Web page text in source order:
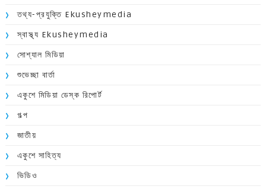
তথ্য-প্রযুক্তি Ekusheymedia
স্বাস্থ্য Ekusheymedia
সোশ্যাল মিডিয়া
শুভেচ্ছা বার্তা
একুশে মিডিয়া ডেস্ক রিপোর্ট
গল্প
জাতীয়
একুশে সাহিত্য
ভিডিও